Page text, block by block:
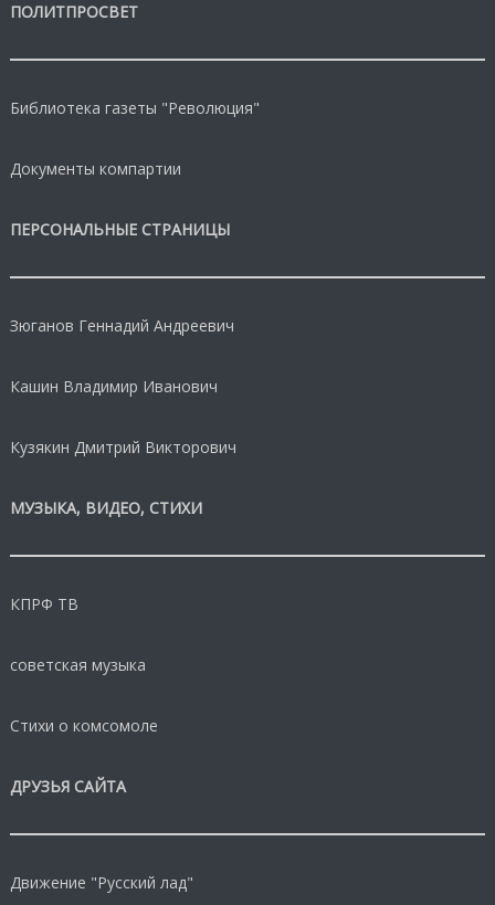
ПОЛИТПРОСВЕТ
Библиотека газеты "Революция"
Документы компартии
ПЕРСОНАЛЬНЫЕ СТРАНИЦЫ
Зюганов Геннадий Андреевич
Кашин Владимир Иванович
Кузякин Дмитрий Викторович
МУЗЫКА, ВИДЕО, СТИХИ
КПРФ ТВ
советская музыка
Стихи о комсомоле
ДРУЗЬЯ САЙТА
Движение "Русский лад"